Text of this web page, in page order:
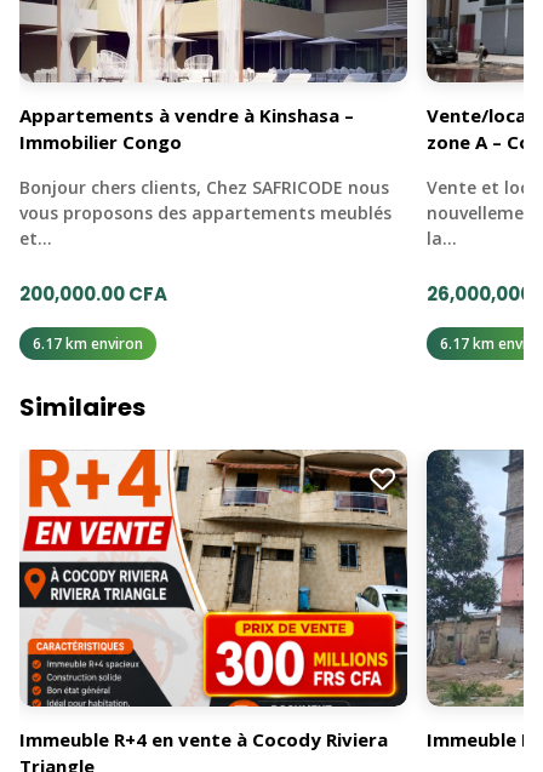
Appartements à vendre à Kinshasa –
Immobilier Congo
Bonjour chers clients, Chez SAFRICODE nous
vous proposons des appartements meublés
et…
200,000.00 CFA
6.17 km environ
Vente/
zone A –
Vente et
la…
6.17 km
Similaires
Immeuble R+4 en vente à Cocody Riviera
Triangle
Immeuble